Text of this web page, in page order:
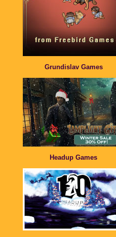
Grundislav Games
Headup Games